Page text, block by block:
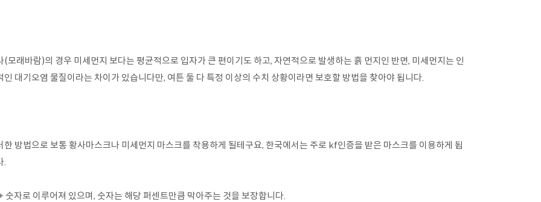
(모래바람)의 경우 미세먼지 보다는 평균적으로 입자가 큰 편이기도 하고, 자연적으로 발생하는 흙 먼지인 반면, 미세먼지는 인
인 대기오염 물질이라는 차이가 있습니다만, 여튼 둘 다 특정 이상의 수치 상황이라면 보호할 방법을 찾아야 됩니다.
한 방법으로 보통 황사마스크나 미세먼지 마스크를 착용하게 될테구요, 한국에서는 주로 kf인증을 받은 마스크를 이용하게 됩
.
숫자로 이루어져 있으며, 숫자는 해당 퍼센트만큼 막아주는 것을 보장합니다.